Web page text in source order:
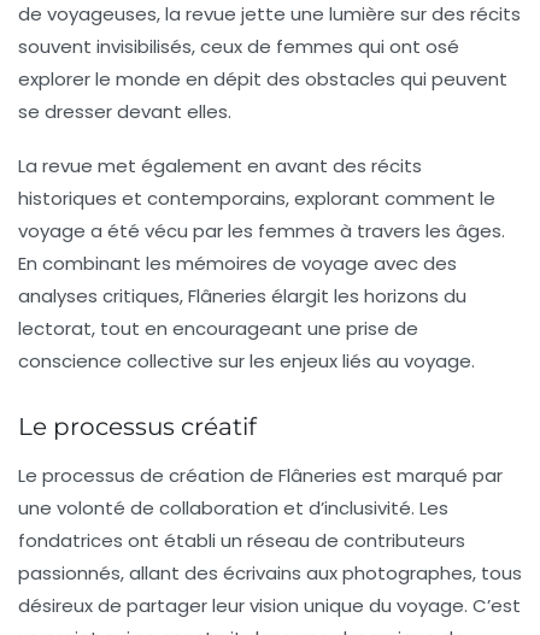
de voyageuses, la revue jette une lumière sur des récits
souvent invisibilisés, ceux de femmes qui ont osé
explorer le monde en dépit des obstacles qui peuvent
se dresser devant elles.
La revue met également en avant des récits
historiques et contemporains, explorant comment le
voyage a été vécu par les femmes à travers les âges.
En combinant les mémoires de voyage avec des
analyses critiques,Flâneries élargit les horizons du
lectorat, tout en encourageant une prise de
conscience collective sur les enjeux liés au voyage.
Le processus créatif
Le processus de création de Flâneries est marqué par
une volonté de collaboration et d’inclusivité. Les
fondatrices ont établi un réseau de contributeurs
passionnés, allant des écrivains aux photographes, tous
désireux de partager leur vision unique du voyage. C’est